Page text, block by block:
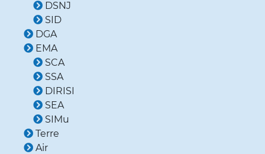
DSNJ
SID
DGA
EMA
SCA
SSA
DIRISI
SEA
SIMu
Terre
Air